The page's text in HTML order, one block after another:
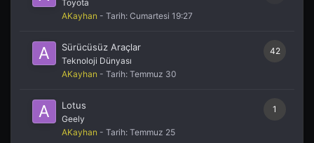
Toyota
AKayhan - Tarih: Cumartesi 19:27
42
Sürücüsüz Araçlar
Teknoloji Dünyası
AKayhan - Tarih: Temmuz 30
1
Lotus
Geely
AKayhan - Tarih: Temmuz 25